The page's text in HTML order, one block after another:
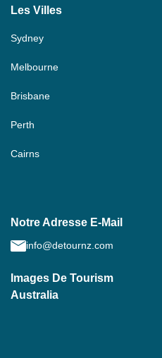
Les Villes
Sydney
Melbourne
Brisbane
Perth
Cairns
Notre Adresse E-Mail
info@detournz.com
Images De Tourism
Australia